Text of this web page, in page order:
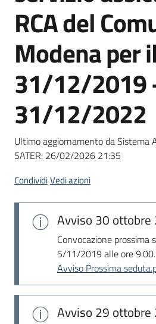
Supporto
Piattaforme
telematiche
su
RCA del
Modena per
31/12/2019
31/12/2022
Ultimo aggiornamento da Sistema
SATER: 26/02/2026 21:35
CondividiVedi azioni
Avviso 30 ottobre
Convocazione prossima
5/11/2019 alle ore 9.00.
Avviso Prossima
Avviso 29 ottobre